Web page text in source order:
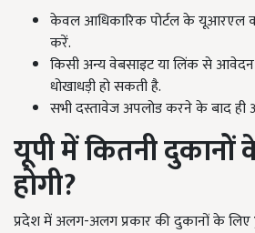
केवल आधिकारिक पोर्टल के यूआरएल
करें.
किसी अन्य वेबसाइट या लिंक से
धोखाधड़ी हो सकती है.
सभी दस्तावेज अपलोड करने के बाद
यूपी में कितनी दुकानों
होगी?
प्रदेश में अलग-अलग प्रकार की दुकानों के लिए